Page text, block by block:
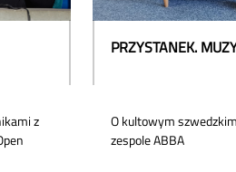
z
PRZYSTANEK.
O kultowym
zespole ABBA